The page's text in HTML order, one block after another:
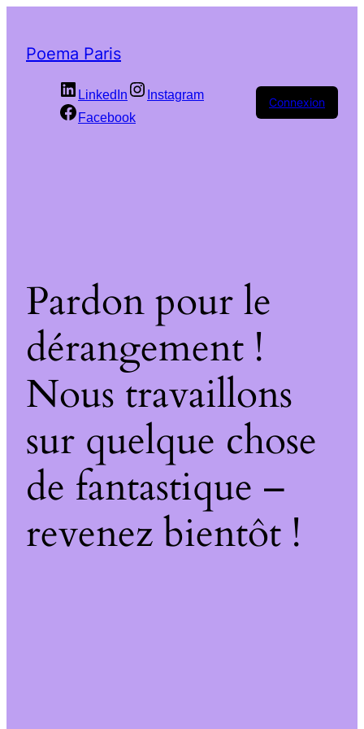
Poema Paris
LinkedIn
Instagram
Facebook
Connexion
Pardon pour le
dérangement !
Nous travaillons
sur quelque chose
de fantastique –
revenez bientôt !